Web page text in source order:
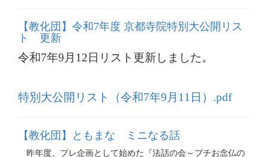
【教化団】令和7年度 京都寺院特別大公開リス
ト 更新
令和7年9月12日リスト更新しました。
特別大公開リスト（令和7年9月11日）.pdf
【教化団】ともまな ミニなる話
昨年度、プレ企画として始めた『法話の会～プチお念仏の